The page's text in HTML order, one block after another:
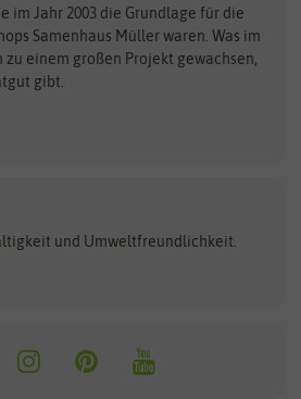
Fertil
Flora Elite
Hortitops
JUB Holland
im Jahr 2003 die Grundlage für die
Samenhaus Müller waren. Was im
zu einem großen Projekt gewachsen,
gibt.
und Umweltfreundlichkeit.